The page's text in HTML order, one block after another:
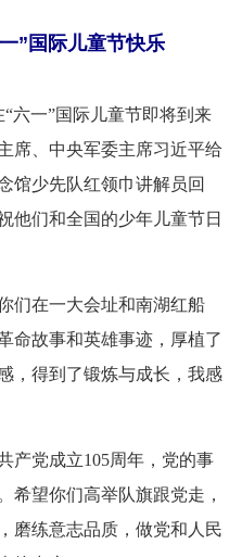
”国际儿童节快乐
六一”国际儿童节即将到来
席、中央军委主席习近平给
馆少先队红领巾讲解员回
他们和全国的少年儿童节日
们在一大会址和南湖红船
命故事和英雄事迹，厚植了
，得到了锻炼与成长，我感
产党成立105周年，党的事
希望你们高举队旗跟党走，
磨练意志品质，做党和人民